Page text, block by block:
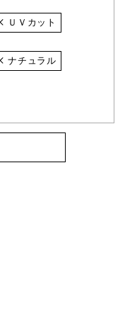
ＵＶカット
ナチュラル